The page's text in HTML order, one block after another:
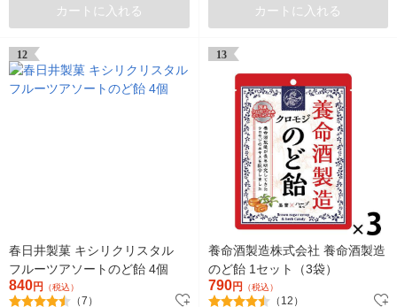
カートに入れる カートに入れる
12
春日井製菓 キシリクリスタル
フルーツアソートのど飴 4個
840円 （税込）
（7）
13
養命酒製造株式会社 養命酒製造
のど飴 1セット（3袋）
790円 （税込）
（12）